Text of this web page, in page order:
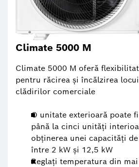
Climate 5000 M
Climate 5000 M oferă
pentru răcirea şi încălzirea
clădirilor comerciale
O unitate exterioară poate
până la cinci unităţi
obţinerea unei capacităţi
între 2 kW şi 12,5 kW
Reglaţi temperatura din